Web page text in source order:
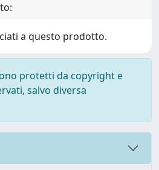
a questo prodotto.
protetti da copyright e
salvo diversa